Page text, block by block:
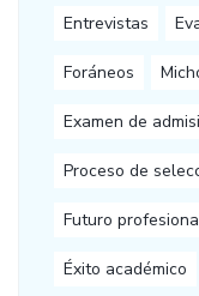
Entrevistas
Foráneos
Examen de
Proceso de
Futuro
Éxito académico